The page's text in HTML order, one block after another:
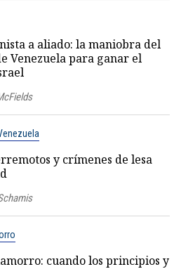
a aliado: la maniobra del
Venezuela para ganar el
y crímenes de lesa
cuando los principios y